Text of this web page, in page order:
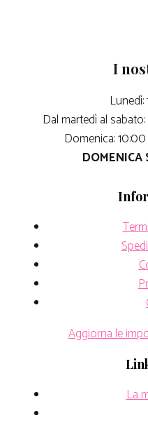
I
Lunedì:
Dal martedì al sabato:
Domenica:
DOMENICA
Aggiorna le
La